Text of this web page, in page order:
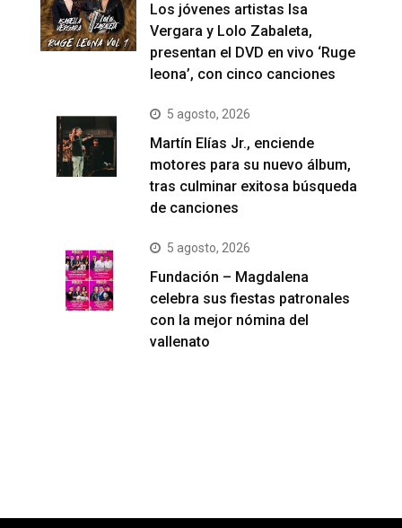
Los jóvenes artistas Isa
Vergara y Lolo Zabaleta,
presentan el DVD en vivo ‘Ruge
leona’, con cinco canciones
5 agosto, 2026
Martín Elías Jr., enciende
motores para su nuevo álbum,
tras culminar exitosa búsqueda
de canciones
5 agosto, 2026
Fundación – Magdalena
celebra sus fiestas patronales
con la mejor nómina del
vallenato